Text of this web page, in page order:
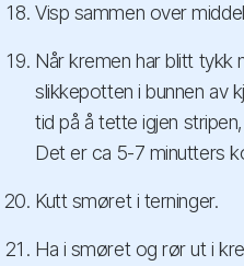
Visp sammen over
Når kremen har blitt tykk
slikkepotten i bunnen av
tid på å tette igjen
Det er ca 5-7 minutters
Kutt smøret i terninger.
Ha i smøret og rør ut i